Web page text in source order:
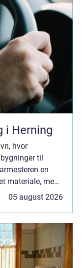
i Herning
hvor
til
en
materiale, men
f...
05 august 2026